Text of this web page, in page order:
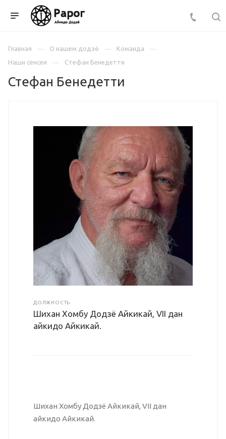
Главная О нашем додзё
Команда
Наши сенсеи
Стефан Бенедетти
Стефан Бенедетти
ДОЛЖНОСТЬ
Шихан Хомбу Додзё Айкикай, VII дан
айкидо Айкикай.
Шихан Хомбу Додзё Айкикай, VII дан
айкидо Айкикай.